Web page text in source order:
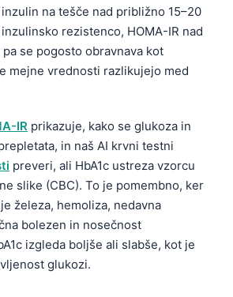
na tešče nad približno 15–20
rezistenco, HOMA-IR nad
se pogosto obravnava kot
mejne vrednosti razlikujejo med
IR prikazuje, kako se glukoza in
in naš AI krvni testni
preveri, ali HbA1c ustreza vzorcu
slike (CBC). To je pomembno, ker
železa, hemoliza, nedavna
bolezen in nosečnost
izgleda boljše ali slabše, kot je
glukozi.
мова